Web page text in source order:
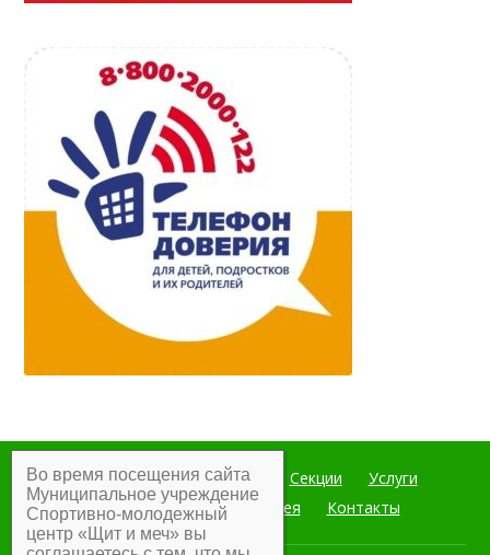
Главная Мероприятия Секции
Услуги
Документы
Фотогалерея Контакты
Во время посещения сайта
Муниципальное учреждение
Спортивно-молодежный
центр «Щит и меч» вы